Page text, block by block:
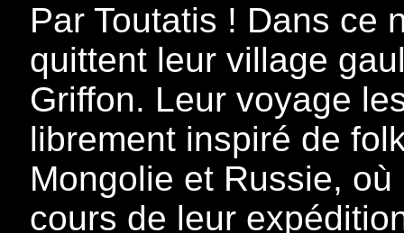
Par Toutatis ! Dans ce
quittent leur village
Griffon. Leur voyage
librement inspiré de
Mongolie et Russie,
cours de leur